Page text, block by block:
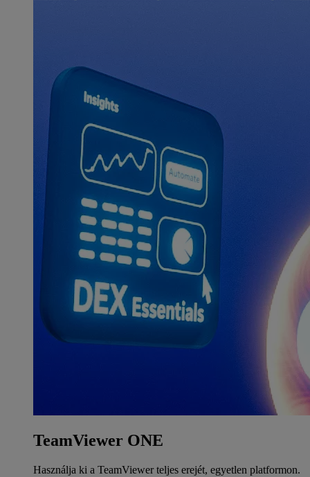
TeamViewer ONE
Használja ki a TeamViewer teljes erejét, egyetlen platformon.